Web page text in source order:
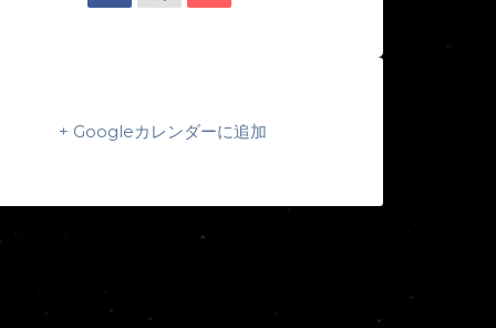
+ Googleカレンダーに追加